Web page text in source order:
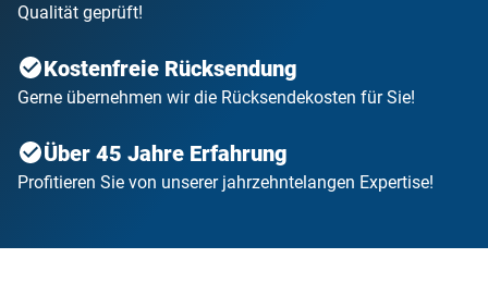
Qualität geprüft!
Kostenfreie Rücksendung
Gerne übernehmen wir die Rücksendekosten für Sie!
Über 45 Jahre Erfahrung
Profitieren Sie von unserer jahrzehntelangen Expertise!